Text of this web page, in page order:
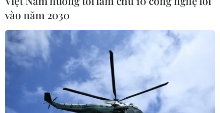
Ai Cập bắt đầu phục chế quan tài mạ vàng
của Pharaoh Tutankhamun
05/08/2019 07:02
Cỗ quan tài được nhà khảo cổ người Anh Howard
Carter tìm thấy năm 1922 trong lăng mộ 3.000 năm tuổi
còn nguyên vẹn chôn cất Vua Tut cùng một kho báu ở
Luxor.
vào năm 2030